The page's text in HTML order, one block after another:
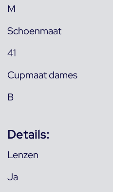
M
Schoenmaat
41
Cupmaat dames
B
Details:
Lenzen
Ja